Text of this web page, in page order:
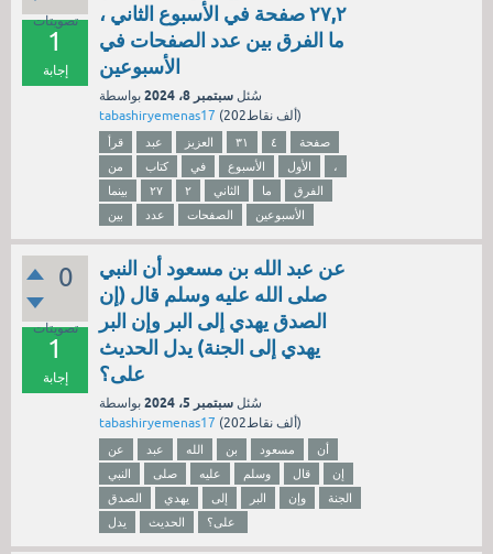
تصويتات
1
إجابة
۲۷,۲ صفحة في الأسبوع الثاني ،
ما الفرق بين عدد الصفحات في
الأسبوعين
سُئل سبتمبر 8، 2024
بواسطة
tabashiryemenas17 ( 202ألف نقاط)
قرأ عبد العزيز ٣١ ٤
صفحة
من
كتاب في الأسبوع الأول
،
بينما
۲۷ ۲ الثاني ما
الفرق
بين
عدد الصفحات الأسبوعين
0
تصويتات
1
إجابة
عن عبد الله بن مسعود أن النبي
صلى الله عليه وسلم قال (إن
الصدق يهدي إلى البر وإن البر
يهدي إلى الجنة) يدل الحديث
سُئل سبتمبر 5، 2024
بواسطة
tabashiryemenas17 ( 202ألف نقاط)
عن عبد الله بن مسعود
أن
النبي
صلى عليه وسلم قال
إن
الصدق
يهدي إلى البر وإن
الجنة
يدل
الحديث